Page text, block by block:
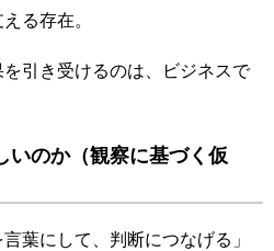
る存在。
引き受けるのは、ビジネスで
いのか（観察に基づく仮
葉にして、判断につなげる」